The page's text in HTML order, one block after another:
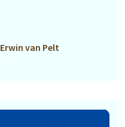
Erwin van Pelt